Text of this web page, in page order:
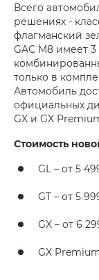
Всего
решениях -
флагманский
GAC M8 имеет
только в
Автомобиль
официальных
GX и GX
Стоимость
GL – от 5
GT – от 5
GX – от 6
GX